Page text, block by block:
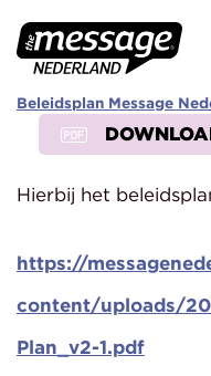
to
content
Beleidsplan Message
Hierbij het
https://
content/uploads/
Plan_v2-1.pdf